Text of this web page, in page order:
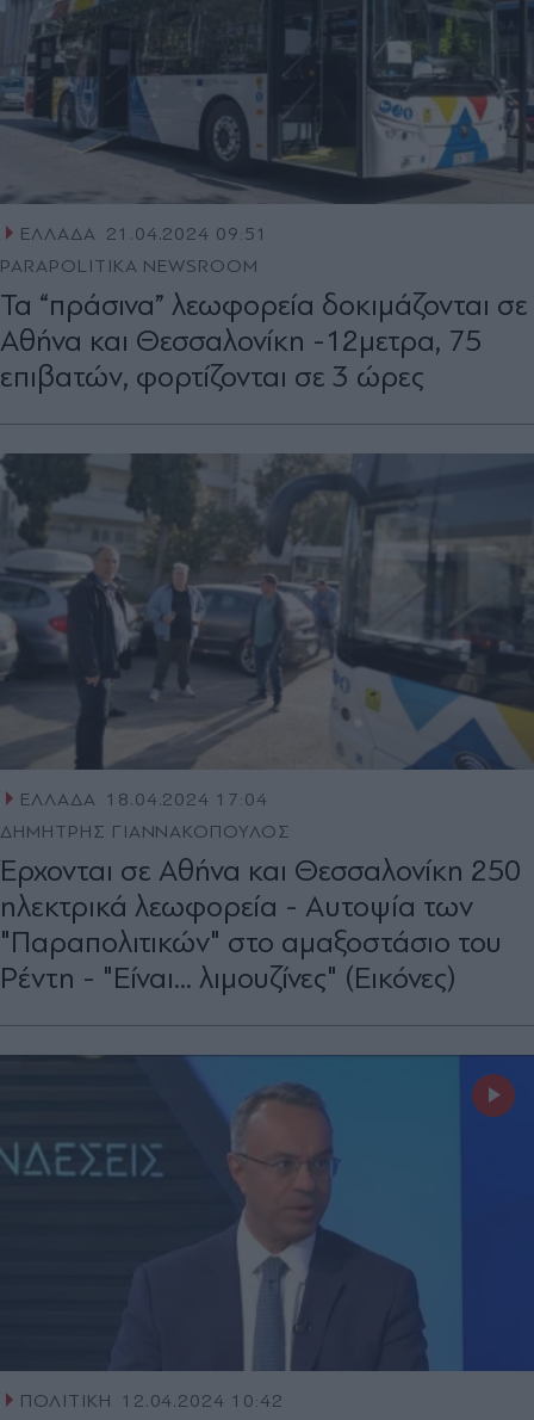
ΕΛΛΑΔΑ 21.04.2024 09:51
PARAPOLITIKA NEWSROOM
Τα “πράσινα” λεωφορεία δοκιμάζονται σε
Αθήνα και Θεσσαλονίκη -12μετρα, 75
επιβατών, φορτίζονται σε 3 ώρες
ΕΛΛΑΔΑ 18.04.2024 17:04
ΔΗΜΗΤΡΗΣ ΓΙΑΝΝΑΚΟΠΟΥΛΟΣ
Έρχονται σε Αθήνα και Θεσσαλονίκη 250
ηλεκτρικά λεωφορεία - Αυτοψία των
"Παραπολιτικών" στο αμαξοστάσιο του
Ρέντη - "Είναι... λιμουζίνες" (Εικόνες)
ΠΟΛΙΤΙΚΗ
12.04.2024 10:42